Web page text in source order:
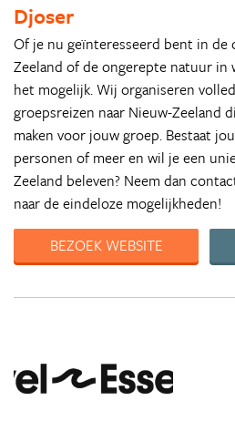
Djoser
Of je nu geïnteresseerd bent in de
Zeeland of de ongerepte natuur in
het mogelijk. Wij organiseren
groepsreizen naar Nieuw-Zeeland
maken voor jouw groep. Bestaat
personen of meer en wil je een
Zeeland beleven? Neem dan
naar de eindeloze mogelijkheden!
BEZOEK WEBSITE